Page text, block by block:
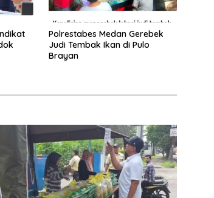
Polrestabes Medan Gerebek
Judi Tembak Ikan di Pulo
Brayan